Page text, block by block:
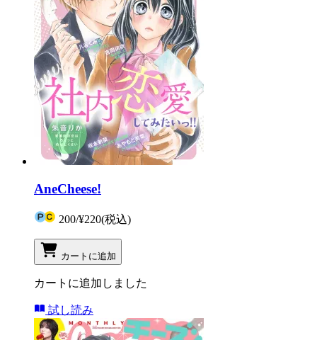
AneCheese!
200/¥220(税込)
カートに追加
カートに追加しました
試し読み